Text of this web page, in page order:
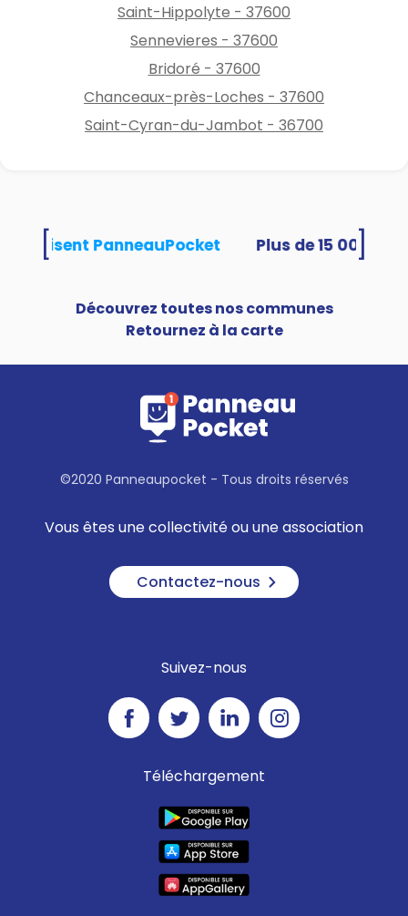
Saint-Hippolyte - 37600
Sennevieres - 37600
Bridoré - 37600
Chanceaux-près-Loches - 37600
Saint-Cyran-du-Jambot - 36700
utilisent PanneauPocket
Découvrez toutes nos communes
Retournez à la carte
©2020 Panneaupocket - Tous droits réservés
Vous êtes une collectivité ou une association
Contactez-nous
Suivez-nous
Téléchargement